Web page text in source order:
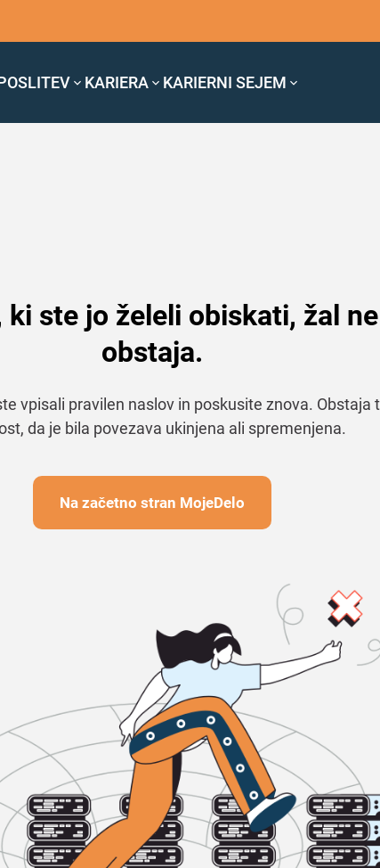
KARIERA KARIERNI SEJEM
ki ste jo želeli obiskati, žal ne
obstaja.
vpisali pravilen naslov in poskusite znova. Obstaja
da je bila povezava ukinjena ali spremenjena.
Na začetno stran MojeDelo